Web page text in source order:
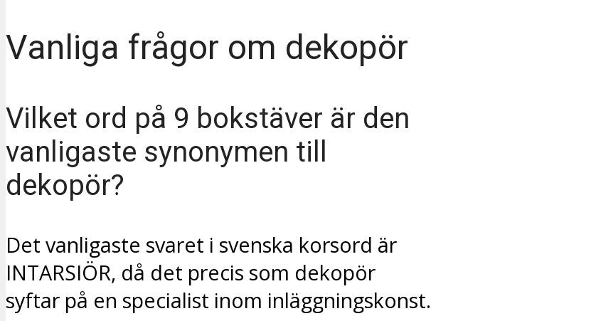
Vanliga frågor om dekopör
Vilket ord på 9 bokstäver är den
vanligaste synonymen till
dekopör?
Det vanligaste svaret i svenska korsord är
INTARSIÖR, då det precis som dekopör
syftar på en specialist inom inläggningskonst.